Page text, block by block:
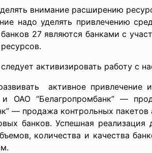
внимание расширению
надо уделять привлечению
27 являются банками с
активизировать работу с
активное привлечение
и ОАО “Белагропромбанк” —
— продажа контрольных
банков. Успешная
количества и качества